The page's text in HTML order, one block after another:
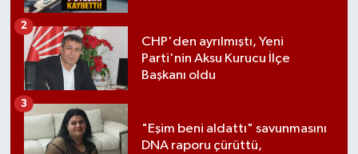
CHP'den ayrılmıştı, Yeni
Parti'nin Aksu Kurucu İlçe
Başkanı oldu
2
"Eşim beni aldattı" savunmasını
DNA raporu çürüttü,
3